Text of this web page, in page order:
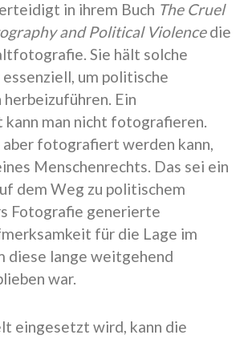
in ihrem Buch The Cruel
and Political Violencedie
Sie hält solche
um politische
Ein
kann man nicht fotografieren.
aber fotografiert werden kann,
Menschenrechts. Das sei ein
dem Weg zu politischem
Fotografie generierte
für die Lage im
diese lange weitgehend
war.
eingesetzt wird, kann die